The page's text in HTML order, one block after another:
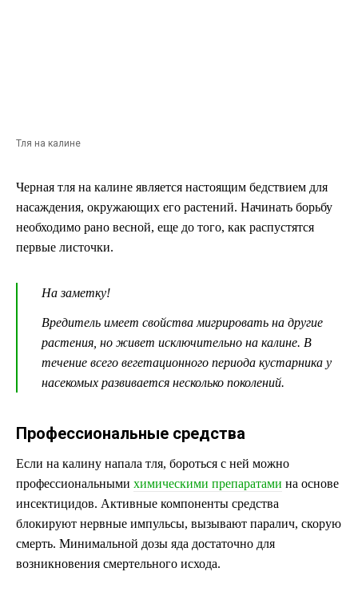
Тля на калине
Черная тля на калине является настоящим бедствием для
насаждения, окружающих его растений. Начинать борьбу
необходимо рано весной, еще до того, как распустятся
первые листочки.
На заметку!
Вредитель имеет свойства мигрировать на другие
растения, но живет исключительно на калине. В
течение всего вегетационного периода кустарника у
насекомых развивается несколько поколений.
Профессиональные средства
Если на калину напала тля, бороться с ней можно
профессиональными химическими препаратами на основе
инсектицидов. Активные компоненты средства
блокируют нервные импульсы, вызывают паралич, скорую
смерть. Минимальной дозы яда достаточно для
возникновения смертельного исхода.